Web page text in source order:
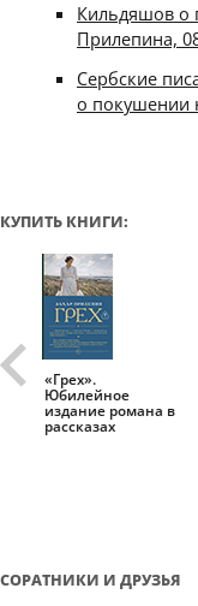
Кильдяшов о
Прилепина,
Сербские
о покушении
КУПИТЬ КНИГИ:
«Грех».
Юбилейное
издание романа в
рассказах
СОРАТНИКИ И ДРУЗЬЯ